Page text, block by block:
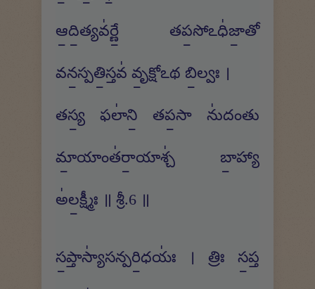
ఆ॒ది॒త్యవ॑ర్ణే॒ తప॒సోఽధి॑జా॒తో
వన॒స్పతి॒స్తవ॑ వృ॒క్షోఽథ బి॒ల్వః ।
తస్య॒ ఫలా॑ని॒ తప॒సా ను॑దంతు
మా॒యాంత॑రా॒యాశ్చ॑ బా॒హ్యా
అ॑ల॒క్ష్మీః ॥ శ్రీ.6 ॥
స॒ప్తాస్యా॑సన్పరి॒ధయః॑ । త్రిః స॒ప్త